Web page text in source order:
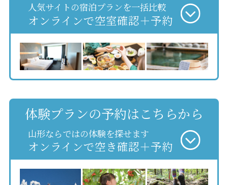
人気サイトの宿泊プランを一括比較
オンラインで空室確認＋予約
体験プランの予約はこちらから
山形ならではの体験を探せます
オンラインで空き確認＋予約